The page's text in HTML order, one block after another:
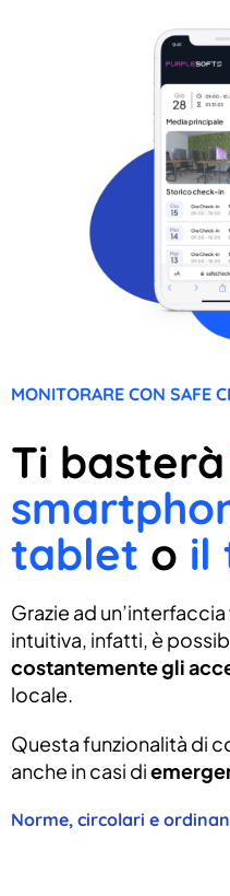
MONITORARE CON SAFE
Ti basterà
tablet o il
Grazie ad
intuitiva, infatti, è
costantemente gli
locale.
Questa funzionalità di
anche in casi di
Norme, circolari e